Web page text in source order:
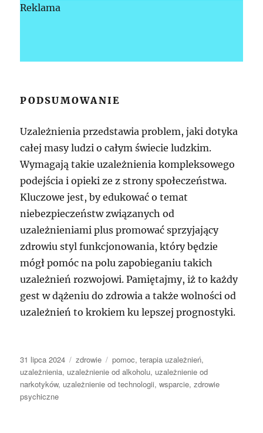
Reklama
PODSUMOWANIE
Uzależnienia przedstawia problem, jaki dotyka
całej masy ludzi o całym świecie ludzkim.
Wymagają takie uzależnienia kompleksowego
podejścia i opieki ze z strony społeczeństwa.
Kluczowe jest, by edukować o temat
niebezpieczeństw związanych od
uzależnieniami plus promować sprzyjający
zdrowiu styl funkcjonowania, który będzie
mógł pomóc na polu zapobieganiu takich
uzależnień rozwojowi. Pamiętajmy, iż to każdy
gest w dążeniu do zdrowia a także wolności od
uzależnień to krokiem ku lepszej prognostyki.
Data
publikacji
31 lipca 2024 Kategorie
zdrowie Tagi
pomoc,terapia uzależnień,
uzależnienia, uzależnienie od alkoholu, uzależnienie od
narkotyków, uzależnienie od technologii,wsparcie,zdrowie
psychiczne